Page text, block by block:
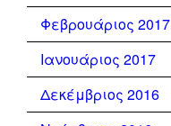
Φεβρουάριος 2017
Ιανουάριος 2017
Δεκέμβριος 2016